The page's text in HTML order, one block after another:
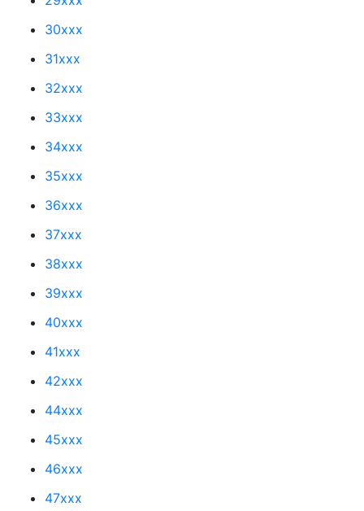
30xxx
31xxx
32xxx
33xxx
34xxx
35xxx
36xxx
37xxx
38xxx
39xxx
40xxx
41xxx
42xxx
44xxx
45xxx
46xxx
47xxx